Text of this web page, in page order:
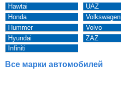
Hawtai
Honda
Hummer
Hyundai
Infiniti
UAZ
Volkswagen
Volvo
ZAZ
Все марки автомобилей